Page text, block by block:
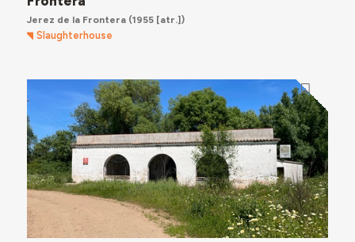
Jerez de la Frontera(1955 [atr.])
Slaughterhouse